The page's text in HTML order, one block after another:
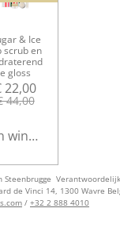
& Ice
scrub en
e gloss
22,00
44,00
winkelwagen
de Vinci 14, 1300 Wavre
/ +32 2 888 4010